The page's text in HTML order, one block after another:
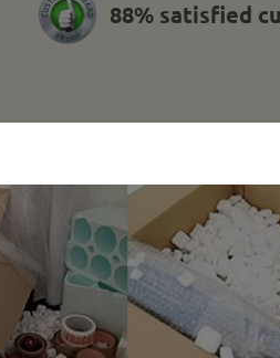
88% satisfied